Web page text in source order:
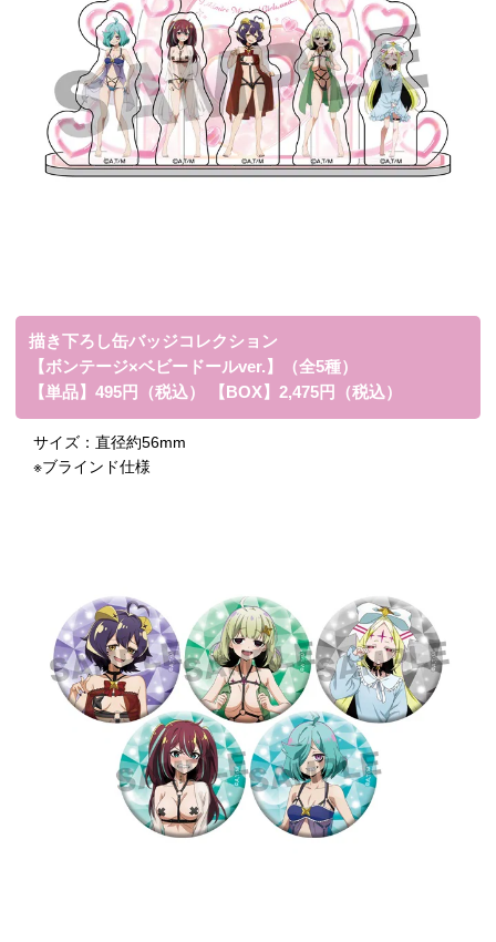
描き下ろし缶バッジコレクション
【ボンテージ×ベビードールver.】（全5種）
【単品】495円（税込） 【BOX】2,475円（税込）
サイズ：直径約56mm
※ブラインド仕様